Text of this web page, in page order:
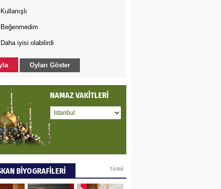
- Sağlık
önemli
BULUZ
DEĞİŞİKLİĞİNE KARŞI
KENTLERİ NE
GÜNEY
12 Eylül..
TAŞDEMİR
Kullanışlı
Beğenmedim
Daha iyisi olabilirdi
Oyları Göster
NAMAZ VAKİTLERİ
BİYOGRAFİLERİ tümü